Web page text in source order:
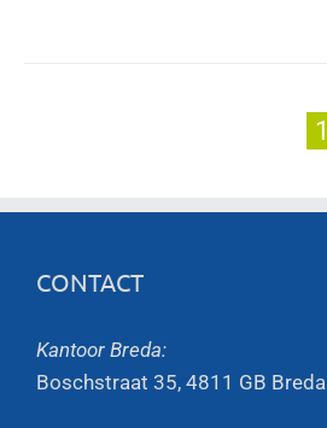
1
CONTACT
Kantoor Breda:
Boschstraat 35, 4811 GB Breda